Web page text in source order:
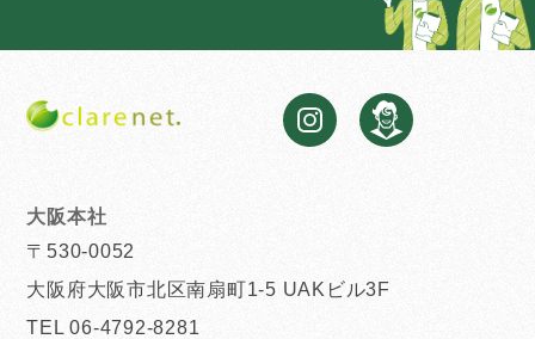
大阪本社
〒530-0052
大阪府大阪市北区南扇町1-5 UAKビル3F
TEL 06-4792-8281